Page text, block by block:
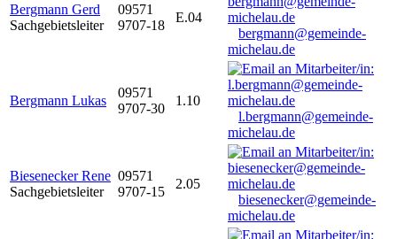
Bergmann Gerd
Sachgebietsleiter
09571
9707-18
E.04
bergmann@gemeinde-
michelau.de
Bergmann Lukas
09571
9707-30
1.10
l.bergmann@gemeinde-
michelau.de
Biesenecker Rene
Sachgebietsleiter
09571
9707-15
2.05
biesenecker@gemeinde-
michelau.de